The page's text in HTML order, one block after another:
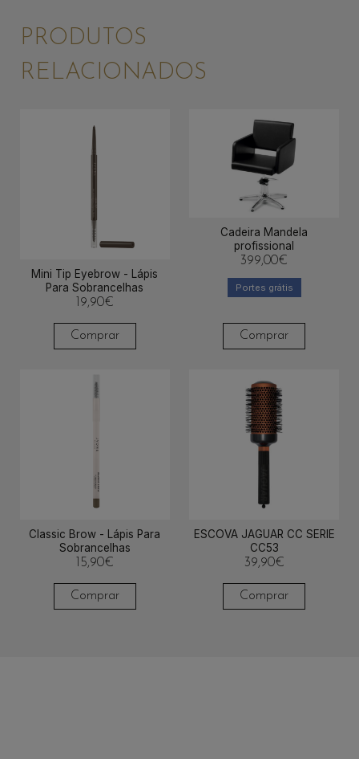
PRODUTOS
RELACIONADOS
Mini Tip Eyebrow - Lápis
Para Sobrancelhas
19,90€
Comprar
Cadeira Mandela
profissional
399,00€
Portes grátis
Comprar
Classic Brow - Lápis Para
Sobrancelhas
15,90€
Comprar
ESCOVA JAGUAR CC SERIE
CC53
39,90€
Comprar